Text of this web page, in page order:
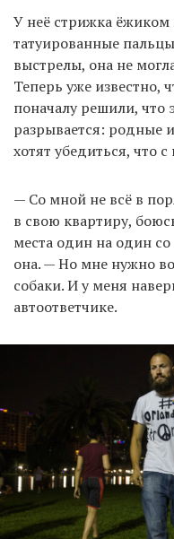
У неё стрижка
татуированные
выстрелы, она не
Теперь уже известно,
поначалу решили, что
разрывается: родные
хотят убедиться, что
— Со мной не всё в
в свою квартиру,
места один на один
она. — Но мне нужно
собаки. И у меня
автоответчике.